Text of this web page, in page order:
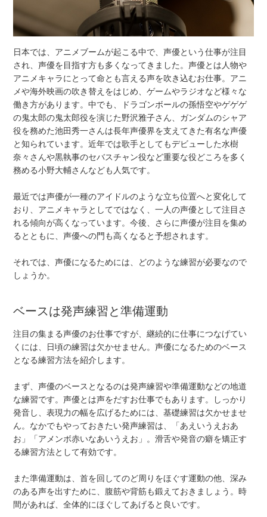
日本では、アニメブームが起こる中で、声優という仕事が注目
され、声優を目指す方も多くなってきました。声優とは人物や
アニメキャラにとって命とも言える声を吹き込むお仕事。アニ
メや海外映画の吹き替えをはじめ、ゲームやラジオなど様々な
働き方があります。中でも、ドラゴンボールの孫悟空やゲゲゲ
の鬼太郎の鬼太郎役を演じた野沢雅子さん、ガンダムのシャア
役を務めた池田秀一さんは長年声優界を支えてきた有名な声優
と知られています。近年では歌手としてもデビューした水樹
奈々さんや黒執事のセバスチャン役など重要な役どころを多く
務める小野大輔さんなども人気です。
最近では声優が一種のアイドルのような立ち位置へと変化して
おり、アニメキャラとしてではなく、一人の声優として注目さ
れる傾向が高くなっています。今後、さらに声優が注目を集め
るとともに、声優への門も高くなると予想されます。
それでは、声優になるためには、どのような練習が必要なので
しょうか。
ベースは発声練習と準備運動
注目の集まる声優のお仕事ですが、継続的に仕事につなげてい
くには、日頃の練習は欠かせません。声優になるためのベース
となる練習方法を紹介します。
まず、声優のベースとなるのは発声練習や準備運動などの地道
な練習です。声優とは声をだすお仕事でもあります。しっかり
発音し、表現力の幅を広げるためには、基礎練習は欠かせませ
ん。なかでもやっておきたい発声練習は、「あえいうえおあ
お」「アメンボ赤いなあいうえお」。滑舌や発音の癖を矯正す
る練習方法として有効です。
また準備運動は、首を回してのど周りをほぐす運動の他、深み
のある声を出すために、腹筋や背筋も鍛えておきましょう。時
間があれば、全体的にほぐしてあげると良いです。